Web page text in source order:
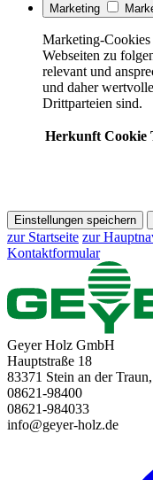
Marketing
Marketing-
Webseiten zu
relevant und
und daher
Drittparteien sind.
Herkunft Cookie
Einstellungen speichern
zur Startseite zur
Kontaktformular
Geyer Holz GmbH
Hauptstraße 18
83371 Stein an der
08621-98400
08621-984033
info@geyer-holz.de